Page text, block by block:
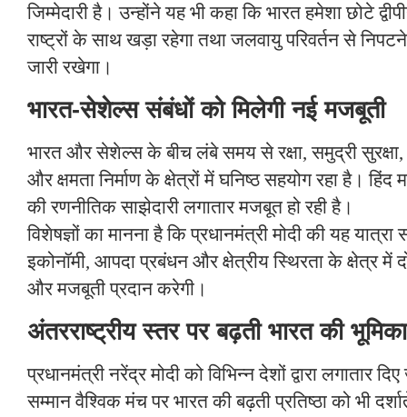
जिम्मेदारी है। उन्होंने यह भी कहा कि भारत हमेशा छोटे
राष्ट्रों के साथ खड़ा रहेगा तथा जलवायु परिवर्तन से
जारी रखेगा।
भारत-सेशेल्स संबंधों को मिलेगी नई मजबूती
भारत और सेशेल्स के बीच लंबे समय से रक्षा, समुद्री सुरक्षा,
और क्षमता निर्माण के क्षेत्रों में घनिष्ठ सहयोग रहा है। हिंद
की रणनीतिक साझेदारी लगातार मजबूत हो रही है।
विशेषज्ञों का मानना है कि प्रधानमंत्री मोदी की यह यात्रा
इकोनॉमी, आपदा प्रबंधन और क्षेत्रीय स्थिरता के क्षेत्र में
और मजबूती प्रदान करेगी।
अंतरराष्ट्रीय स्तर पर बढ़ती भारत की भूमिका
प्रधानमंत्री नरेंद्र मोदी को विभिन्न देशों द्वारा लगातार
सम्मान वैश्विक मंच पर भारत की बढ़ती प्रतिष्ठा को भी